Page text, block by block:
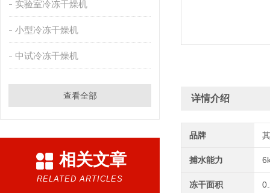
实验室冷冻干燥机
小型冷冻干燥机
中试冷冻干燥机
查看全部
相关文章
RELATED ARTICLES
详情介绍
品牌
捕水能力
冻干面积